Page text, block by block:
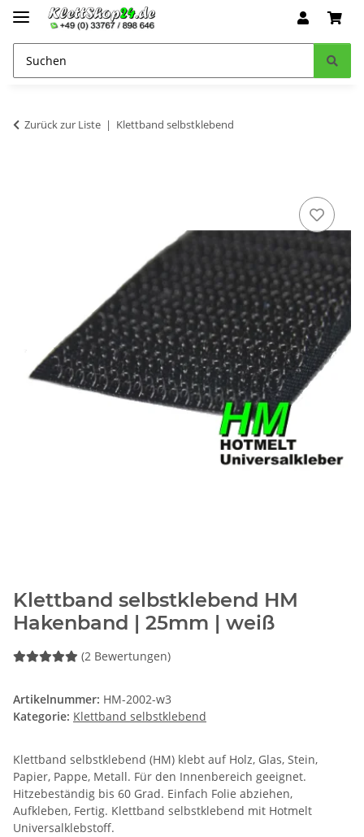
Zurück zur Liste Klettband selbstklebend
Klettband selbstklebend HM
Hakenband | 25mm | weiß
(2 Bewertungen)
Artikelnummer: HM-2002-w3
Kategorie: Klettband selbstklebend
Klettband selbstklebend (HM) klebt auf Holz, Glas, Stein,
Papier, Pappe, Metall. Für den Innenbereich geeignet.
Hitzebeständig bis 60 Grad. Einfach Folie abziehen,
Aufkleben, Fertig. Klettband selbstklebend mit Hotmelt
Universalklebstoff.